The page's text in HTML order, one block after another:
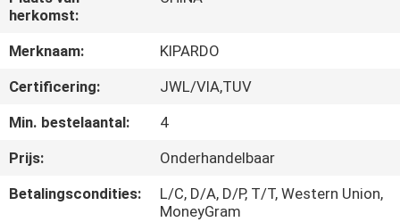
FABRIEKSREIS
KWALITEITSCONTROLE
CONTACTEER
ONS
herkomst:
Merknaam:
KIPARDO
Certificering:
JWL/VIA,TUV
Min. bestelaantal:
4
Prijs:
Onderhandelbaar
Betalingscondities:
L/C, D/A, D/P, T/T, Western Union,
MoneyGram